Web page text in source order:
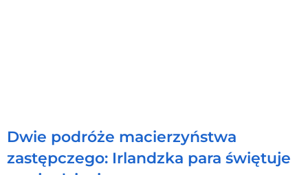
Dwie podróże macierzyństwa
zastępczego: Irlandzka para świętuje